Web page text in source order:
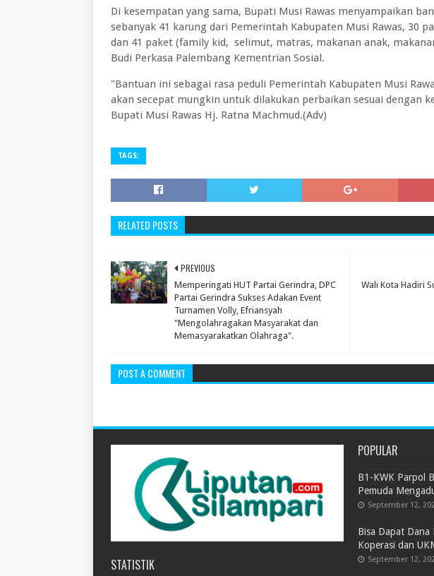
Di kesempatan yang sama, Bupati Musi Rawas menyampaikan
sebanyak 41 karung dari Pemerintah Kabupaten Musi Rawas, 30
dan 41 paket (family kid, selimut, matras, makanan anak,
Budi Perkasa Palembang Kementrian Sosial.
"Bantuan ini sebagai rasa peduli Pemerintah Kabupaten Musi
akan secepat mungkin untuk dilakukan perbaikan sesuai dengan
Bupati Musi Rawas Hj. Ratna Machmud.(Adv)
TAGS:
RELATED POSTS
Wali Kota Hadiri
PREVIOUS
Memperingati HUT Partai Gerindra, DPC
Partai Gerindra Sukses Adakan Event
Turnamen Volly, Efriansyah
"Mengolahragakan Masyarakat dan
Memasyarakatkan Olahraga".
POST A COMMENT
STATISTIK
POPULAR
B1-KWK Parpol
Pemuda
September 12,
Bisa Dapat
Koperasi dan
September 12,